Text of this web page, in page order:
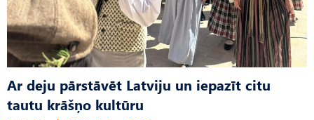
Ar deju pārstāvēt Latviju un iepazīt citu
tautu krāšņo kultūru